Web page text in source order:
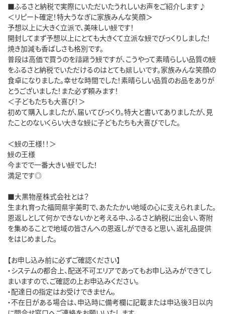
■ふるさと納税で実際にいただいたうれしいお声をご紹介します♪
＜リピート確定！特大うなぎに家族みんな笑顔＞
予想以上に大きく立派で、美味しい鰻です！
開封してまず予想以上にとても大きくて立派な鰻でびっくりしました！
焼き加減も香ばしさも格別です。
普段は高価で買うのを躊躇う鰻ですが、こうやって素晴らしい品質の鰻
をふるさと納税でいただけるのはとても嬉しいです。家族みんな笑顔の
食卓になりました。幸せな時間でした！素晴らしい品質のお品をありが
とうございました！また必ず頼みます！
＜子どもたちも大喜び！＞
初めて購入しましたが、届いてびっくり。特大と書いてありましたが、見
たことのないくらい大きな鰻に子どもたちも大喜びでした。
＜鰻の王様！！＞
鰻の王様
今までで一番大きい鰻でした！
満足です◎
■大黒物産株式会社とは？
生まれ育った福岡県宇美町で、あたたかい地域の心に支えられました。
恩返しとして何かできないかと考える中、ふるさと納税に出会い、寄附
を集めることで地域の皆さんへの恩返しができると思い、返礼品提供
をはじめました。
【お申し込み前に必ずご確認ください】
・システムの都合上、配送不可エリアであってもお申し込みができてし
まいますので、ご確認の上お申込みください。
・配達日の指定はお受けできません。
・不在日がある場合は、申込時に備考欄に記載または申込後3日以内